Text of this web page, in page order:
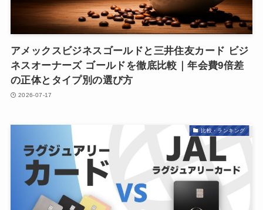
アメックスビジネスゴールドと三井住友カード ビジ
ネスオーナーズ ゴールドを徹底比較｜年会費9倍差
の正体とタイプ別の選び方
2026-07-17
比較・ランキング